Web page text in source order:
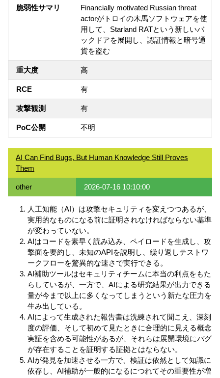
脆弱性サマリ
Financially motivated Russian threat
actorがトロイの木馬ソフトウェアを使
用して、Starland RATという新しいバ
ックドアを展開し、認証情報と暗号通
貨を盗む
重大度 高
RCE 有
攻撃観測 有
PoC公開 不明
AI Can Find Bugs, But Human Knowledge Still Proves
Them
other 2026-07-16 10:10:00
人工知能（AI）は攻撃セキュリティを変えつつあるが、
実用的なものになる前に証明されなければならない基準
が変わっていない。
AIはコードを素早く読み込み、ペイロードを生成し、攻
撃面を要約し、未知のAPIを説明し、繰り返しテストワ
ークフローを驚異的な速さで実行できる。
AI補助ツールはセキュリティチームに本当の利点をもた
らしているが、一方で、AIによる研究結果が出力できる
量が今まで以上に多くなってしまうという新たな圧力を
生み出している。
AIによって生成された報告書は洗練されて聞こえ、深刻
度の評価、そして初めて見たときに合理的に見える概念
実証を含める可能性があるが、それらは展開環境にバグ
が存在することを証明する証拠とはならない。
AIが発見を加速させる一方で、検証は依然として知識に
依存し、AI補助が一般的になるにつれてその重要性が増